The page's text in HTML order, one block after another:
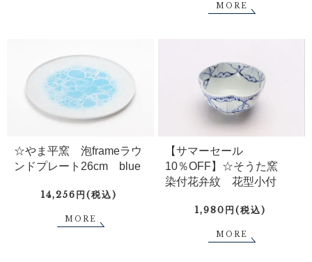
MORE
☆やま平窯 泡frameラウ
ンドプレート26cm blue
14,256円(税込)
MORE
【サマーセール
10％OFF】☆そうた窯
染付花弁紋 花型小付
1,980円(税込)
MORE